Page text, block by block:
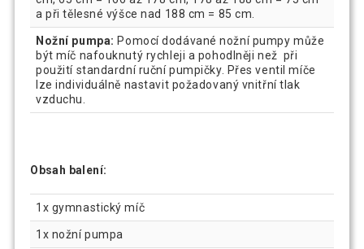
a při tělesné výšce nad 188 cm = 85 cm.
Nožní pumpa: Pomocí dodávané nožní pumpy může
být míč nafouknutý rychleji a pohodlněji než při
použití standardní ruční pumpičky. Přes ventil míče
lze individuálně nastavit požadovaný vnitřní tlak
vzduchu.
Obsah balení:
1x gymnastický míč
1x nožní pumpa